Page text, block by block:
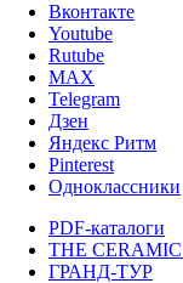
Вконтакте
Youtube
Rutube
MAX
Telegram
Дзен
Яндекс Ритм
Pinterest
Одноклассники
PDF-каталоги
THE
ГРАНД-ТУР